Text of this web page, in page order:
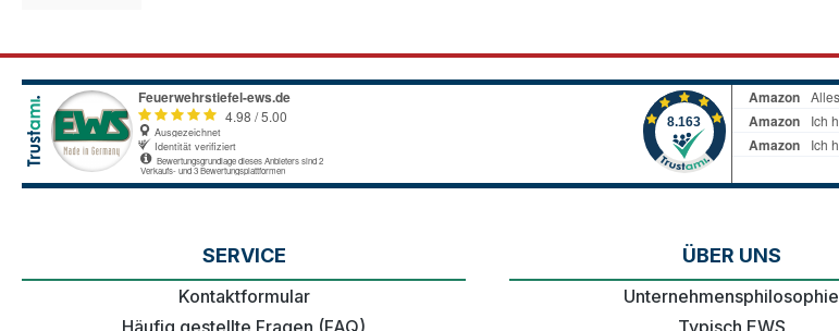
SERVICE
Kontaktformular
Häufig gestellte Fragen (FAQ)
ÜBER UNS
Unternehmensphilosophie
Typisch EWS